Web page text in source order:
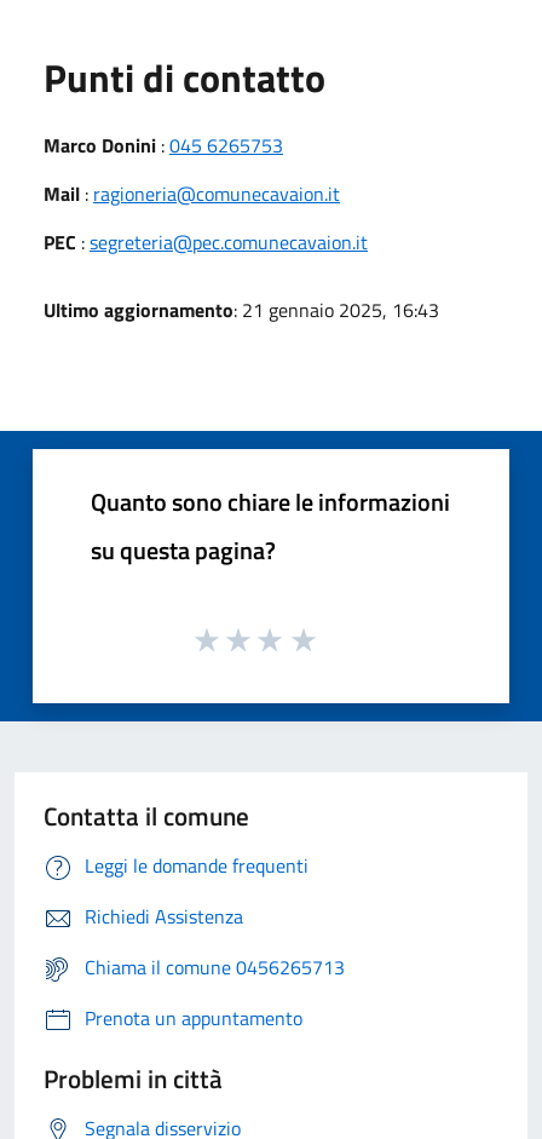
Punti di contatto
Marco Donini :045 6265753
Mail : ragioneria@comunecavaion.it
PEC :segreteria@pec.comunecavaion.it
Ultimo aggiornamento: 21 gennaio 2025, 16:43
Quanto sono chiare le informazioni
su questa pagina?
Contatta il comune
Leggi le domande frequenti
Richiedi Assistenza
Chiama il comune 0456265713
Prenota un appuntamento
Problemi in città
Segnala disservizio